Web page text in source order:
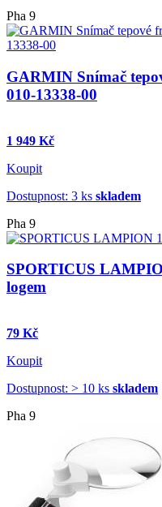
Pha 9
GARMIN Snímač
010-13338-00
1 949 Kč
Koupit
Dostupnost: 3 ks skladem
Pha 9
SPORTICUS
logem
79 Kč
Koupit
Dostupnost: > 10 ks skladem
Pha 9